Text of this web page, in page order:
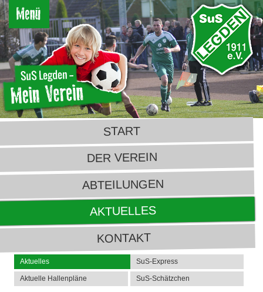
START
DER VEREIN
ABTEILUNGEN
AKTUELLES
KONTAKT
Aktuelles SuS-Express
Aktuelle Hallenpläne SuS-Schätzchen